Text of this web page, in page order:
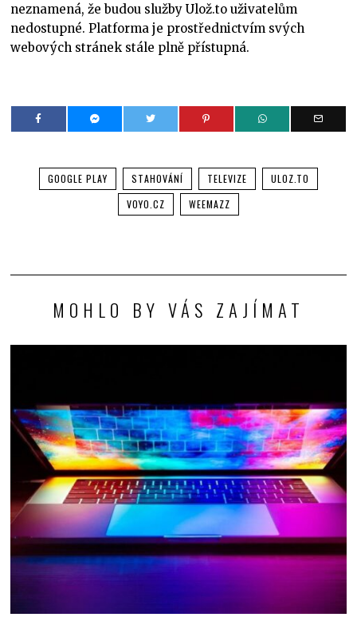
neznamená, že budou služby Ulož.to uživatelům
nedostupné. Platforma je prostřednictvím svých
webových stránek stále plně přístupná.
GOOGLE PLAY STAHOVÁNÍ TELEVIZE
ULOZ.TO
VOYO.CZ
WEEMAZZ
MOHLO BY VÁS ZAJÍMAT